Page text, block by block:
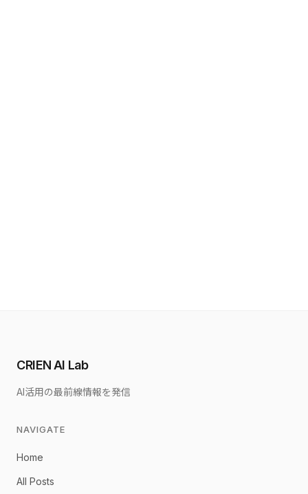
CRIEN AI Lab
AI活用の最前線情報を発信
NAVIGATE
Home
All Posts